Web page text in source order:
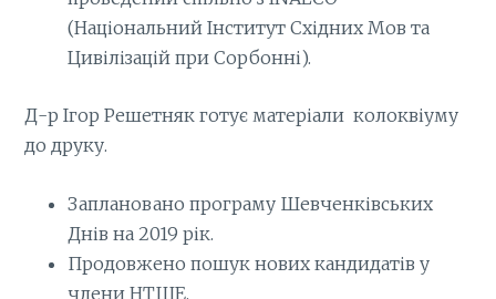
(Національний Інститут Східних Мов та
Цивілізацій при Сорбонні).
Д-р Ігор Решетняк готує матеріали колоквіуму
до друку.
Заплановано програму Шевченківських
Днів нa 2019 рік.
Продовжено пошук нових кандидатів у
члени НТШЕ.